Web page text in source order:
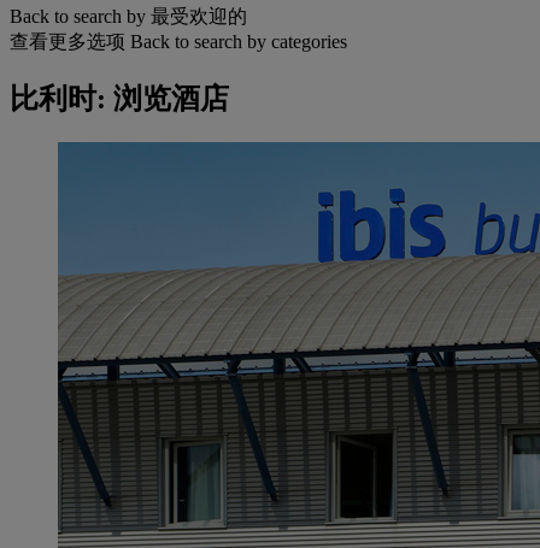
Back to search by 最受欢迎的
查看更多选项 Back to search by categories
比利时: 浏览酒店